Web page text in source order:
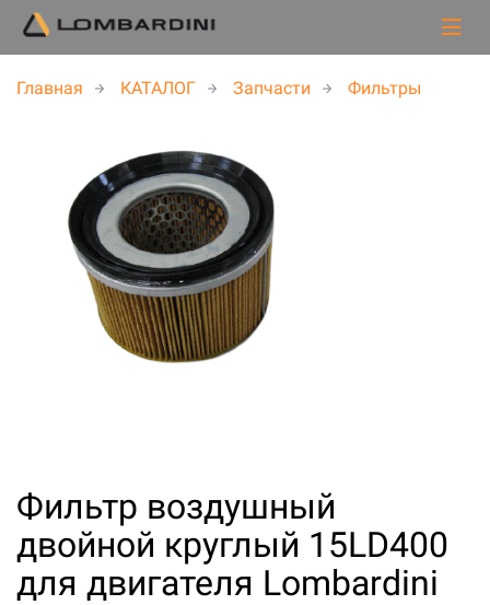
Главная КАТАЛОГ Запчасти Фильтры
Фильтр воздушный
двойной круглый 15LD400
для двигателя Lombardini